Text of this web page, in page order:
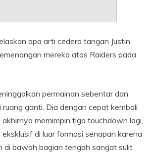
T
u
p
s
i
b
e
apa arti cedera tangan Justin
mereka atas Raiders pada
permainan sebentar dan
ruang ganti. Dia dengan cepat kembali
memimpin tiga touchdown lagi,
di luar formasi senapan karena
di bawah bagian tengah sangat sulit